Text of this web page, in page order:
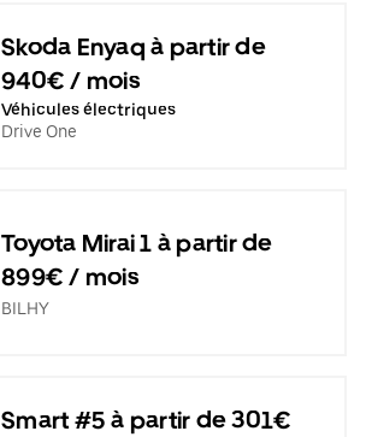
Skoda Enyaq à partir de
940€ / mois
Véhicules électriques
Drive One
Toyota Mirai 1 à partir de
899€ / mois
BILHY
Smart #5 à partir de 301€